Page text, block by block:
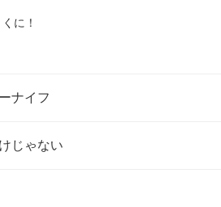
に！
ナイフ
じゃない